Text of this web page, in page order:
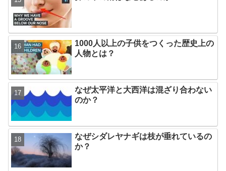
1000人以上の子供をつくった歴史上の
人物とは？
なぜ太平洋と大西洋は混ざり合わない
のか？
なぜシダレヤナギは枝が垂れているの
か？